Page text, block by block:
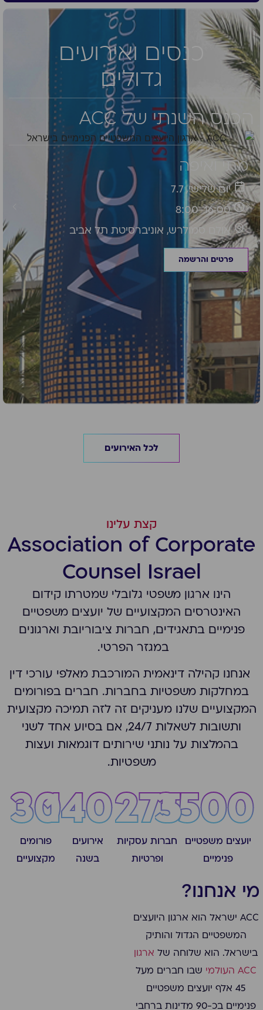
כנסים ואירועים
גדולים
הכנס השנתי של ACC
מתי ואיפה
יום שלישי, 7.7
8:00-16:00
אולם סמולרש, אוניברסיטת תל אביב
פרטים והרשמה
לכל האירועים
קצת עלינו
Association of Corporate
Counsel Israel
הינו ארגון משפטי גלובלי שמטרתו קידום
האינטרסים המקצועיים של יועצים משפטיים
פנימיים בתאגידים, חברות ציבוריובת וארגונים
במגזר הפרטי.
אנחנו קהילה דינאמית המורכבת מאלפי עורכי דין
במחלקות משפטיות בחברות. חברים בפורומים
המקצועיים שלנו מעניקים זה לזה תמיכה מקצועית
ותשובות לשאלות 24/7, אם בסיוע אחד לשני
בהמלצות על נותני שירותים דוגמאות ועצות
משפטיות.
3500
יועצים משפטיים
פנימיים
275
חברות עסקיות
ופרטיות
140
אירועים
בשנה
30
פורומים
מקצועיים
מי אנחנו?
ACC ישראל הוא ארגון היועצים
המשפטיים הגדול והותיק
בישראל. הוא שלוחה של ארגון
ACC העולמי
שבו חברים מעל
45 אלף יועצים משפטיים
פנימיים בכ-90 מדינות ברחבי